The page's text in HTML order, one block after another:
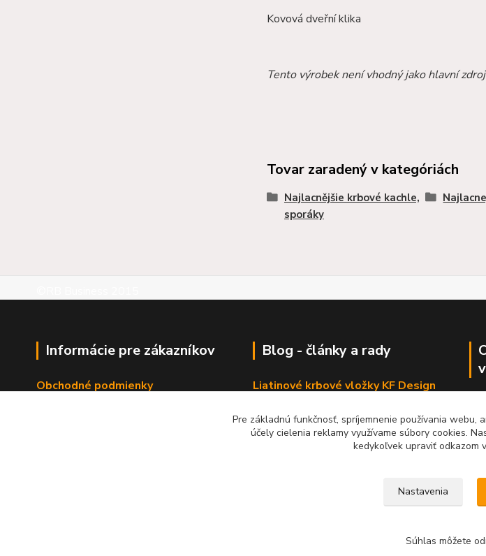
Kovová dveřní klika
Tento výrobek není vhodný jako hlavní
Tovar zaradený v kategóriách
Najlacnějšie krbové kachle,
sporáky
Informácie pre zákazníkov
Obchodné podmienky
Blog - články a rady
Liatinové krbové vložky KF Design
Pre základnú funkčnosť, spríjemnenie používania
účely cielenia reklamy využívame súbory cookies.
kedykoľvek upraviť odkazom
Nastavenia
Súhlas môžete